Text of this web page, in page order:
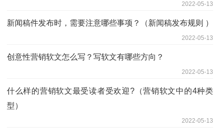
2022-05-13
新闻稿件发布时，需要注意哪些事项？（新闻稿发布规则 ）
2022-05-13
创意性营销软文怎么写？写软文有哪些方向？
2022-05-13
什么样的营销软文最受读者受欢迎?（营销软文中的4种类
型）
2022-05-13